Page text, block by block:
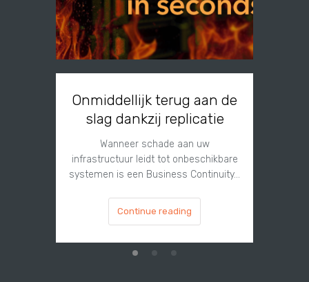
Onmiddellijk terug aan de
slag dankzij replicatie
Wanneer schade aan uw
infrastructuur leidt tot onbeschikbare
systemen is een Business Continuity…
Continue reading